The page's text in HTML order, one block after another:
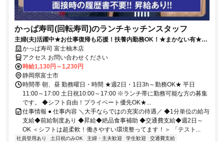
かっぱ寿司(回転寿司)のランチキッチンスタッフ
主婦(夫)活躍中★お仕事復帰も応援！扶養内勤務OK！★まかない有★短
時間OK★履歴書不要
かっぱ寿司 富士柚木店
アクセス お問い合わせください
時給1,130円～1,230円
静岡県富士市
時間帯 朝、昼 勤務曜日・時間 ★週2日・1日3h～勤務OK★ 平日
11:00～17:00 土日祝10:00～17:00 ※ランチ帯に勤務可能な方の募集
です。 ◆シフト自由！プライベート優先OK★...
仕事情報 ● 仕事内容 ＼大手ならではの充実の待遇／ ◆1分単位の給与
支給◆前給制度あり ◆昇給◆絶品食事補助 ◆交通費支給◆週2日～
OK ＜シフトは超柔軟！働きやすい環境整ってます！＞ 「テスト...
社員登用あり 土日祝のみOK 主婦・主夫歓迎 学生歓迎
交通費支給